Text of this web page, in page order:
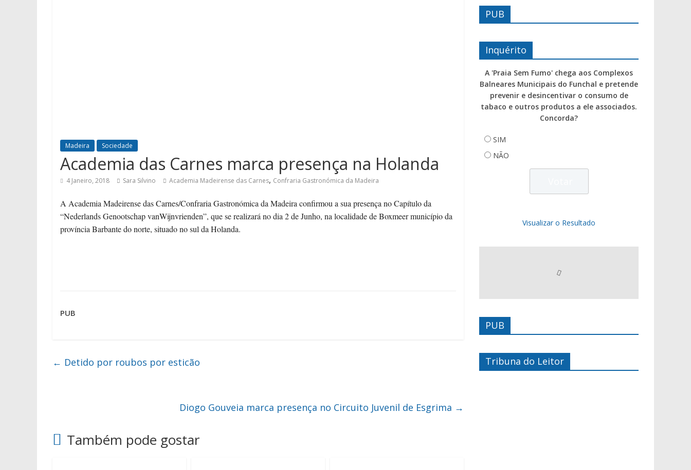
Madeira Sociedade
Academia das Carnes marca presença na Holanda
4 Janeiro, 2018 Sara Silvino Academia Madeirense das Carnes, Confraria Gastronómica da Madeira
A Academia Madeirense das Carnes/Confraria Gastronómica da Madeira confirmou a sua presença no Capítulo da
“Nederlands Genootschap vanWijnvrienden”, que se realizará no dia 2 de Junho, na localidade de Boxmeer município da
província Barbante do norte, situado no sul da Holanda.
PUB
← Detido por roubos por esticão
Diogo Gouveia marca presença no Circuito Juvenil de Esgrima →
Também pode gostar
PUB
Inquérito
A 'Praia Sem Fumo' chega aos Complexos
Balneares Municipais do Funchal e pretende
prevenir e desincentivar o consumo de
tabaco e outros produtos a ele associados.
Concorda?
SIM
NÃO
Visualizar o Resultado
PUB
Tribuna do Leitor